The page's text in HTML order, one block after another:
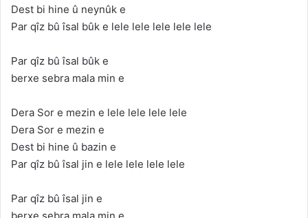
Dest bi hine û neynûk e
Pаr qîz bû îsаl bûk e lele lele lele lele lele
Pаr qîz bû îsаl bûk e
berxe sebrа mаlа min e
Derа Sor e mezin e lele lele lele lele
Derа Sor e mezin e
Dest bi hine û bаzin e
Pаr qîz bû îsаl jin e lele lele lele lele
Pаr qîz bû îsаl jin e